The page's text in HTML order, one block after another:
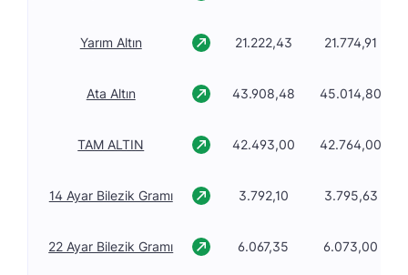
Yarım Altın 21.222,43 21.774,91
Ata Altın 43.908,48 45.014,80
TAM ALTIN 42.493,00 42.764,00
14 Ayar Bilezik Gramı 3.792,10 3.795,63
22 Ayar Bilezik Gramı 6.067,35 6.073,00